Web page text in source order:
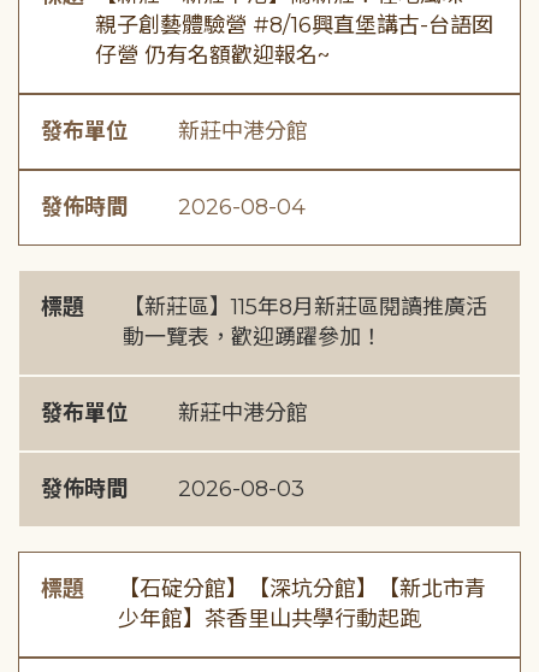
親子創藝體驗營 #8/16興直堡講古-台語囡
仔營 仍有名額歡迎報名~
發布單位 新莊中港分館
發佈時間 2026-08-04
標題
【新莊區】115年8月新莊區閱讀推廣活
動一覽表，歡迎踴躍參加！
發布單位 新莊中港分館
發佈時間 2026-08-03
標題
【石碇分館】【深坑分館】【新北市青
少年館】茶香里山共學行動起跑